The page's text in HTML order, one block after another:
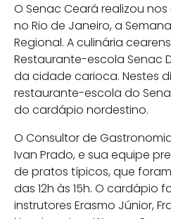
O Senac Ceará realizou nos
no Rio de Janeiro, a
Regional. A culinária
Restaurante-escola Senac
da cidade carioca. Nestes
restaurante-escola do
do cardápio nordestino.
O Consultor de
Ivan Prado, e sua equipe
de pratos típicos, que
das 12h às 15h. O cardápio
instrutores Erasmo Júnior,